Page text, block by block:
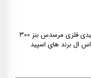
جاکلیدی فلزی مرسدس بنز 300
اس ال برند های اسپید